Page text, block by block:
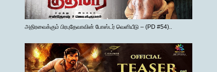
அதிரவைக்கும் பிரபுதேவாவின் போஸ்டர் வெளியீடு – (PD #54)..